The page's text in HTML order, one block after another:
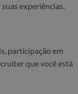
experiências.
participação em
que você está